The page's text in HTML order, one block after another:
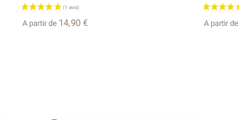
A partir de 14,90 € A partir de